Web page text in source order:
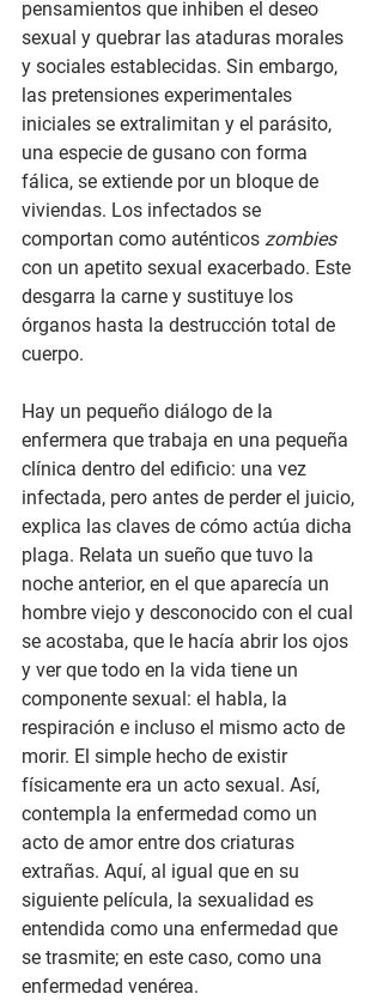
pensamientos que inhiben el deseo
sexual y quebrar las ataduras morales
y sociales establecidas. Sin embargo,
las pretensiones experimentales
iniciales se extralimitan y el parásito,
una especie de gusano con forma
fálica, se extiende por un bloque de
viviendas. Los infectados se
comportan como auténticos zombies
con un apetito sexual exacerbado. Este
desgarra la carne y sustituye los
órganos hasta la destrucción total de
cuerpo.
Hay un pequeño diálogo de la
enfermera que trabaja en una pequeña
clínica dentro del edificio: una vez
infectada, pero antes de perder el juicio,
explica las claves de cómo actúa dicha
plaga. Relata un sueño que tuvo la
noche anterior, en el que aparecía un
hombre viejo y desconocido con el cual
se acostaba, que le hacía abrir los ojos
y ver que todo en la vida tiene un
componente sexual: el habla, la
respiración e incluso el mismo acto de
morir. El simple hecho de existir
físicamente era un acto sexual. Así,
contempla la enfermedad como un
acto de amor entre dos criaturas
extrañas. Aquí, al igual que en su
siguiente película, la sexualidad es
entendida como una enfermedad que
se trasmite; en este caso, como una
enfermedad venérea.